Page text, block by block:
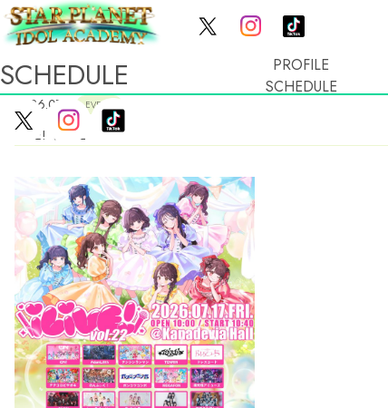
PROFILE
SCHEDULE
SCHEDULE
2026.07.17 EVENT
iLiVE! Vol22